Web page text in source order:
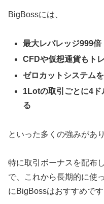
BigBossには、
最大レバレッジ999倍
CFDや仮想通貨もト
ゼロカットシステム
1Lotの取引ごとに4ド
る
といった多くの強みがあ
特に取引ボーナスを配布
で、これから長期的に使
にBigBossはおすすめです